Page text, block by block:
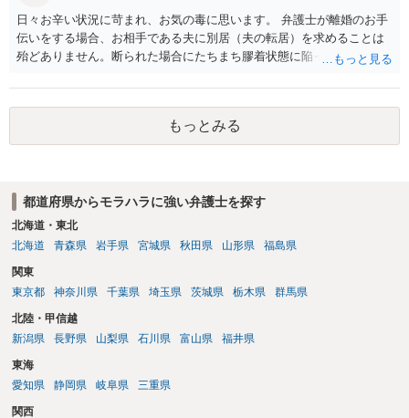
日々お辛い状況に苛まれ、お気の毒に思います。 弁護士が離婚のお手
伝いをする場合、お相手である夫に別居（夫の転居）を求めることは
殆どありません。断られた場合にたちまち膠着状態に陥ってしまうの
高いためです。 実務的には、ご相談者さまが転居する形で離婚協議等
を進める選択を採らざるを得ないことが圧倒的多数です。
もっとみる
都道府県からモラハラに強い弁護士を探す
北海道・東北
北海道
青森県 岩手県 宮城県 秋田県 山形県 福島県
関東
東京都
神奈川県 千葉県 埼玉県 茨城県 栃木県 群馬県
北陸・甲信越
新潟県
長野県 山梨県 石川県 富山県 福井県
東海
愛知県
静岡県 岐阜県 三重県
関西